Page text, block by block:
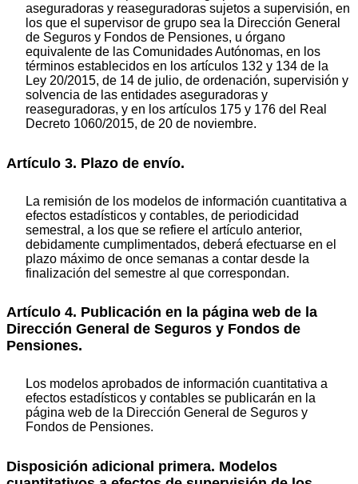
aseguradoras y reaseguradoras sujetos a supervisión, en
los que el supervisor de grupo sea la Dirección General
de Seguros y Fondos de Pensiones, u órgano
equivalente de las Comunidades Autónomas, en los
términos establecidos en los artículos 132 y 134 de la
Ley 20/2015, de 14 de julio, de ordenación, supervisión y
solvencia de las entidades aseguradoras y
reaseguradoras, y en los artículos 175 y 176 del Real
Decreto 1060/2015, de 20 de noviembre.
Artículo 3. Plazo de envío.
La remisión de los modelos de información cuantitativa a
efectos estadísticos y contables, de periodicidad
semestral, a los que se refiere el artículo anterior,
debidamente cumplimentados, deberá efectuarse en el
plazo máximo de once semanas a contar desde la
finalización del semestre al que correspondan.
Artículo 4. Publicación en la página web de la
Dirección General de Seguros y Fondos de
Pensiones.
Los modelos aprobados de información cuantitativa a
efectos estadísticos y contables se publicarán en la
página web de la Dirección General de Seguros y
Fondos de Pensiones.
Disposición adicional primera. Modelos